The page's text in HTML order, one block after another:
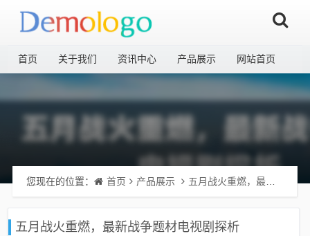
首页 关于我们 资讯中心 产品展示 网站首页
您现在的位置： 首页 产品展示 五月战火重燃，最新战争题材电视剧探析
五月战火重燃，最新战争题材电视剧探析